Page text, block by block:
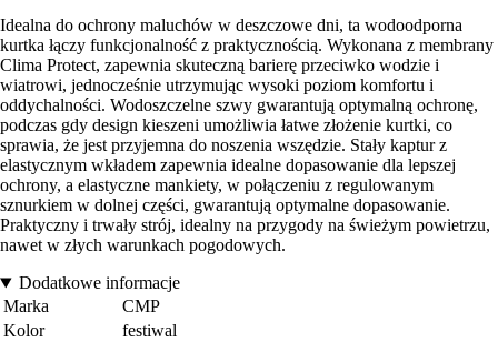
Idealna do ochrony maluchów w deszczowe dni, ta wodoodporna
kurtka łączy funkcjonalność z praktycznością. Wykonana z membrany
Clima Protect, zapewnia skuteczną barierę przeciwko wodzie i
wiatrowi, jednocześnie utrzymując wysoki poziom komfortu i
oddychalności. Wodoszczelne szwy gwarantują optymalną ochronę,
podczas gdy design kieszeni umożliwia łatwe złożenie kurtki, co
sprawia, że jest przyjemna do noszenia wszędzie. Stały kaptur z
elastycznym wkładem zapewnia idealne dopasowanie dla lepszej
ochrony, a elastyczne mankiety, w połączeniu z regulowanym
sznurkiem w dolnej części, gwarantują optymalne dopasowanie.
Praktyczny i trwały strój, idealny na przygody na świeżym powietrzu,
nawet w złych warunkach pogodowych.
Dodatkowe informacje
Marka
CMP
Kolor
festiwal